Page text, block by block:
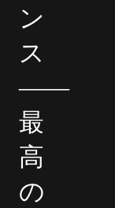
ン
ス
――
最
高
の